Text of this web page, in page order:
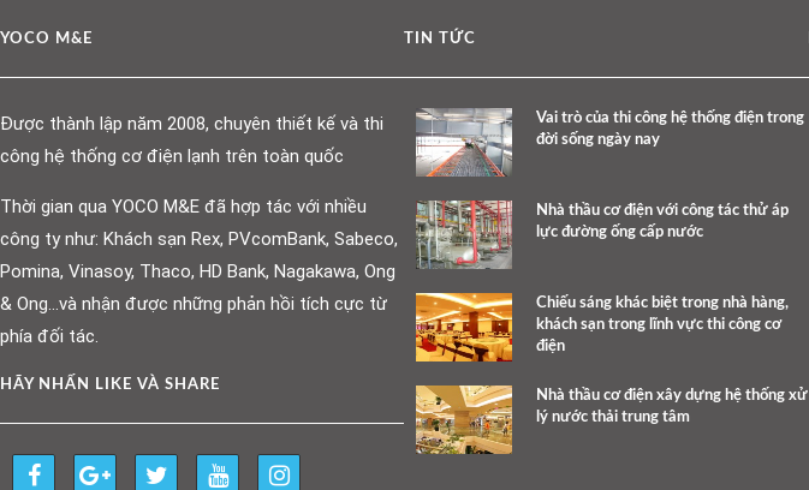
YOCO M&E
Được thành lập năm 2008, chuyên thiết kế và thi
công hệ thống cơ điện lạnh trên toàn quốc
Thời gian qua YOCO M&E đã hợp tác với nhiều
công ty như: Khách sạn Rex, PVcomBank, Sabeco,
Pomina, Vinasoy, Thaco, HD Bank, Nagakawa, Ong
& Ong…và nhận được những phản hồi tích cực từ
phía đối tác.
HÃY NHẤN LIKE VÀ SHARE
TIN TỨC
Vai trò của thi công hệ thống điện trong
đời sống ngày nay
Nhà thầu cơ điện với công tác thử áp
lực đường ống cấp nước
Chiếu sáng khác biệt trong nhà hàng,
khách sạn trong lĩnh vực thi công cơ
điện
Nhà thầu cơ điện xây dựng hệ thống xử
lý nước thải trung tâm